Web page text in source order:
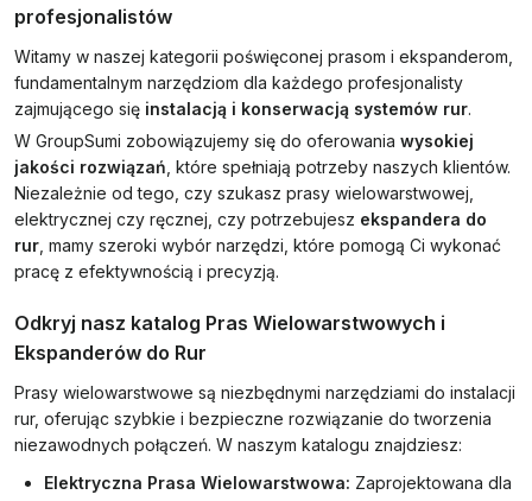
profesjonalistów
Witamy w naszej kategorii poświęconej prasom i ekspanderom,
fundamentalnym narzędziom dla każdego profesjonalisty
zajmującego się instalacją i konserwacją systemów rur.
W GroupSumi zobowiązujemy się do oferowania wysokiej
jakości rozwiązań , które spełniają potrzeby naszych klientów.
Niezależnie od tego, czy szukasz prasy wielowarstwowej,
elektrycznej czy ręcznej, czy potrzebujesz ekspandera do
rur , mamy szeroki wybór narzędzi, które pomogą Ci wykonać
pracę z efektywnością i precyzją.
Odkryj nasz katalog Pras Wielowarstwowych i
Ekspanderów do Rur
Prasy wielowarstwowe są niezbędnymi narzędziami do instalacji
rur, oferując szybkie i bezpieczne rozwiązanie do tworzenia
niezawodnych połączeń. W naszym katalogu znajdziesz:
Elektryczna Prasa Wielowarstwowa: Zaprojektowana dla